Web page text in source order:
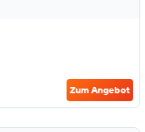
Zum Angebot